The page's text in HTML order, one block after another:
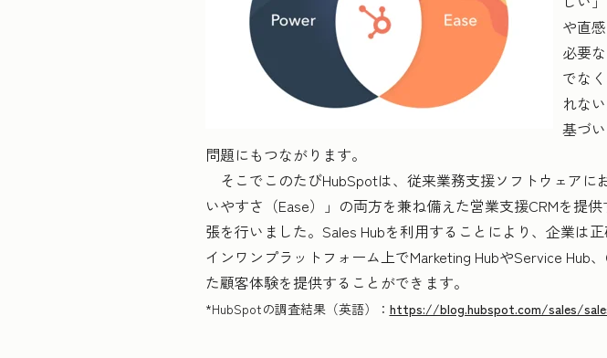
や直
必要
でな
れな
基づ
問題にもつながります。
そこでこのたびHubSpotは、従来業務支援ソフトウェア
いやすさ（Ease）」の両方を兼ね備えた営業支援CRMを提
張を行いました。Sales Hubを利用することにより、企業は
インワンプラットフォーム上でMarketing HubやService Hub
た顧客体験を提供することができます。
*HubSpotの調査結果（英語）： https://blog.hubspot.com/sales/